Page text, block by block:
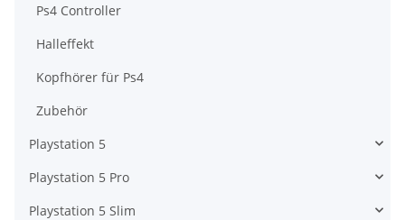
Ps4 Controller
Halleffekt
Kopfhörer für Ps4
Zubehör
Playstation 5
Playstation 5 Pro
Playstation 5 Slim